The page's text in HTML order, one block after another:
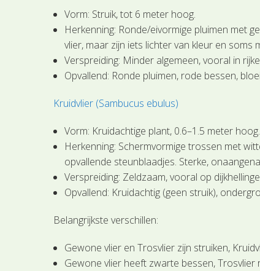
Vorm: Struik, tot 6 meter hoog.
Herkenning: Ronde/eivormige pluimen met
vlier, maar zijn iets lichter van kleur en soms
Verspreiding: Minder algemeen, vooral in
Opvallend: Ronde pluimen, rode bessen,
Kruidvlier (Sambucus ebulus)
Vorm: Kruidachtige plant, 0.6–1.5 meter hoog.
Herkenning: Schermvormige trossen met
opvallende steunblaadjes. Sterke,
Verspreiding: Zeldzaam, vooral op
Opvallend: Kruidachtig (geen struik),
Belangrijkste verschillen:
Gewone vlier en Trosvlier zijn struiken,
Gewone vlier heeft zwarte bessen,